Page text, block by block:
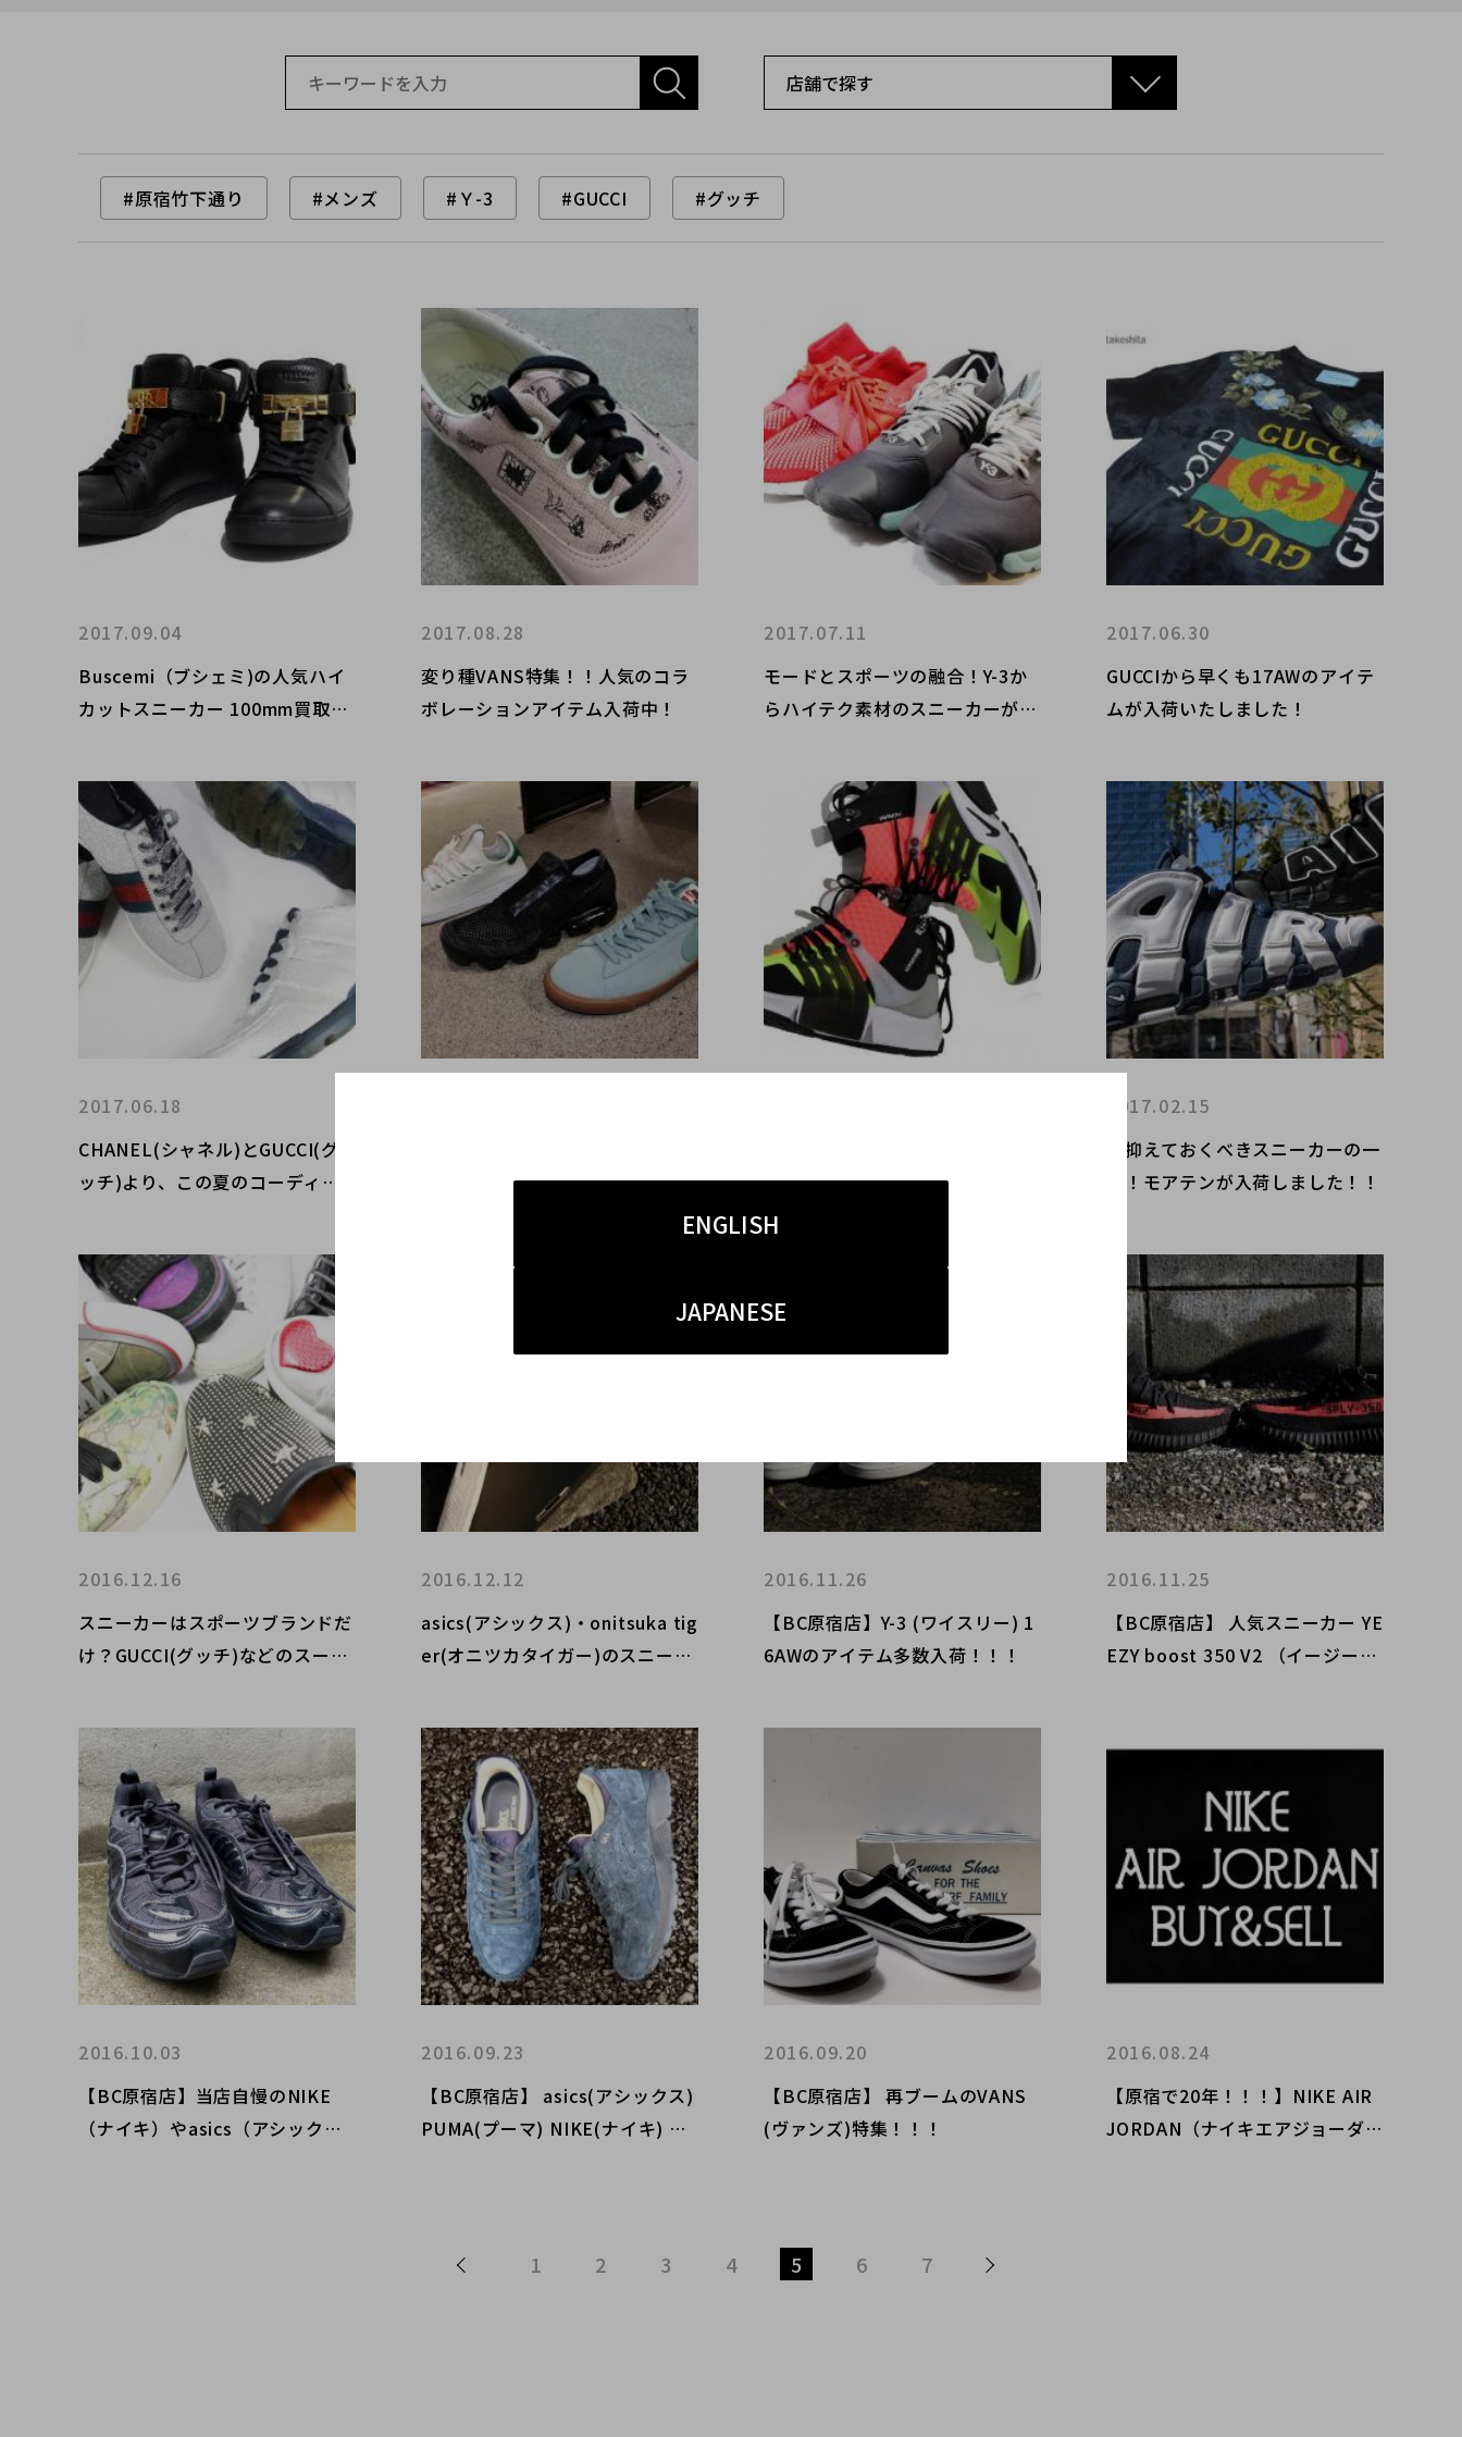
ENGLISH
JAPANESE
#原宿竹下通り #メンズ #Ｙ-3 #GUCCI #グッチ
Buscemi（ブシェミ)の人気ハイ
カットスニーカー 100mm買取入
2017.09.04
変り種VANS特集！！人気のコラ
ボレーションアイテム入荷中！
2017.08.28
モードとスポーツの融合！Y-3か
らハイテク素材のスニーカーが入
2017.07.11
GUCCIから早くも17AWのアイテ
ムが入荷いたしました！
2017.06.30
CHANEL(シャネル)とGUCCI(グ
ッチ)より、この夏のコーディネ
2017.06.18
ラボスニーカーが熱い！NIKEだ
スニーカー！！あの？？？ACRN
YM (アクロニウム)とNIKE (ナイ
今抑えておくべきスニーカーの一
つ！モアテンが入荷しました！！
2017.02.15
スニーカーはスポーツブランドだ
け？GUCCI(グッチ)などのスーパ
2016.12.16
asics(アシックス)・onitsuka tig
er(オニツカタイガー)のスニーカ
2016.12.12
【BC原宿店】Y-3 (ワイスリー) 1
6AWのアイテム多数入荷！！！
2016.11.26
【BC原宿店】 人気スニーカー YE
EZY boost 350 V2 （イージーブ
2016.11.25
【BC原宿店】当店自慢のNIKE
（ナイキ）やasics（アシック
2016.10.03
【BC原宿店】 asics(アシックス)
PUMA(プーマ) NIKE(ナイキ) ス
2016.09.23
【BC原宿店】 再ブームのVANS
(ヴァンズ)特集！！！
2016.09.20
【原宿で20年！！！】NIKE AIR
JORDAN（ナイキエアジョーダ
2016.08.24
1 2 3 4 5 6 7